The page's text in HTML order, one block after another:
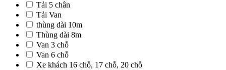
Tải 5 chân
Tải Van
thùng dài 10m
Thùng dài 8m
Van 3 chỗ
Van 6 chỗ
Xe khách 16 chỗ, 17 chỗ, 20 chỗ